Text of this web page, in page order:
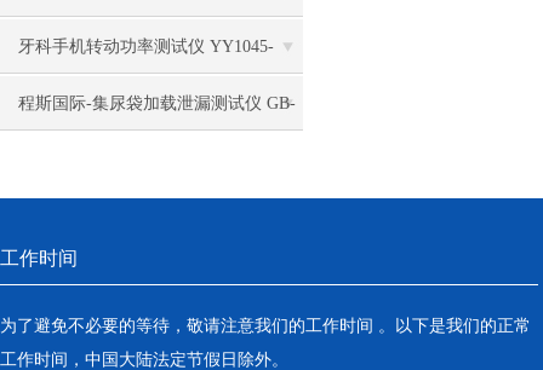
精密恒温水槽
离心机
循环水槽
微孔板孵育器
牙科手机转动功率测试仪 YY1045-
2021 产品参数 上海程斯
程斯国际-集尿袋加载泄漏测试仪 GB-
工作时间
为了避免不必要的等待，敬请注意我们的工作时间 。以下是我们的正常
工作时间，中国大陆法定节假日除外。